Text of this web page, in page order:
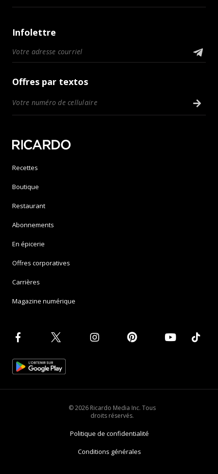
Infolettre
Offres par textos
Recettes
Boutique
Restaurant
Abonnements
En épicerie
Offres corporatives
Carrières
Magazine numérique
© 2026 Ricardo Media Inc. Tous
droits réservés.
Politique de confidentialité
Conditions générales